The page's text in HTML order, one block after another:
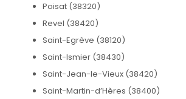
Poisat (38320)
Revel (38420)
Saint-Egrève (38120)
Saint-Ismier (38430)
Saint-Jean-le-Vieux (38420)
Saint-Martin-d’Hères (38400)